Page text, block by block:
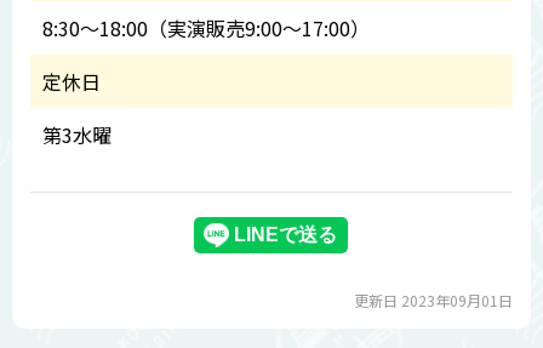
8:30～18:00（実演販売9:00～17:00）
定休日
第3水曜
更新日 2023年09月01日